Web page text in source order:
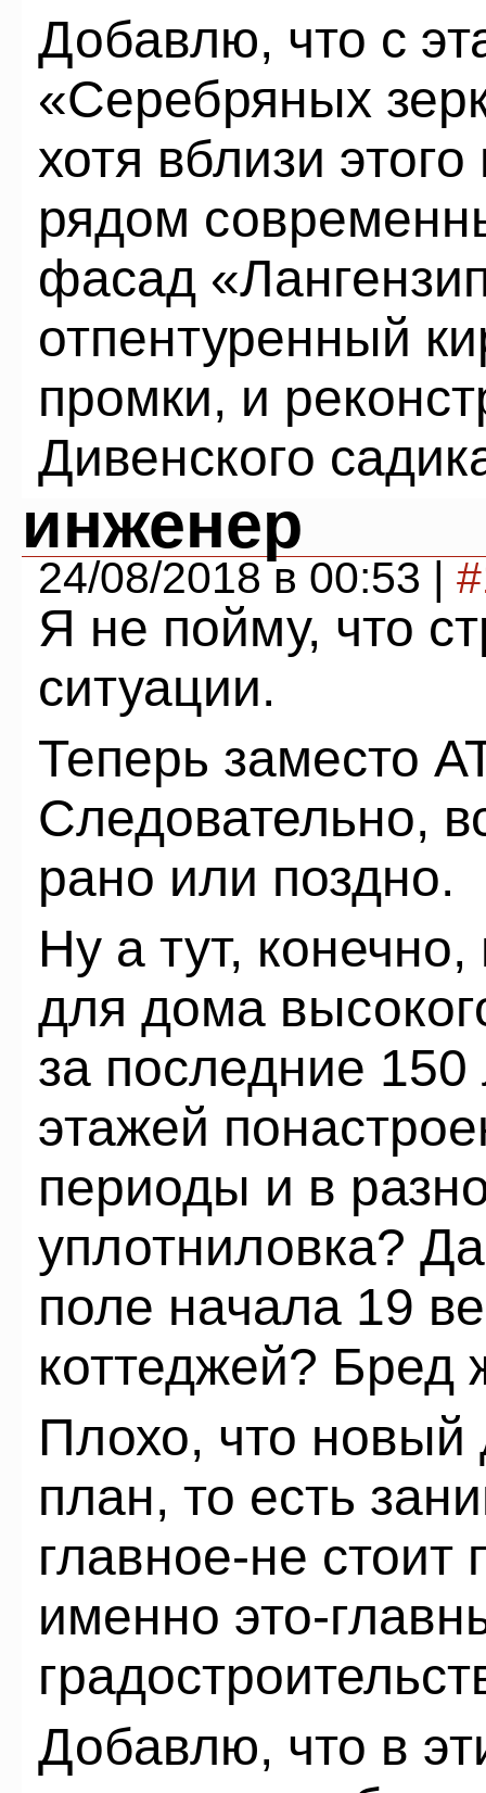
Добавлю, что с
«Серебряных
хотя вблизи
рядом
фасад
отпентуренный
промки, и
Дивенского
инженер
24/08/2018 в 00:53 |
Я не пойму, что
ситуации.
Теперь заместо
Следовательно,
рано или поздно.
Ну а тут,
для дома
за последние 150
этажей
периоды и в
уплотниловка?
поле начала 19
коттеджей? Бред
Плохо, что
план, то есть
главное-не
именно это-
Добавлю, что в